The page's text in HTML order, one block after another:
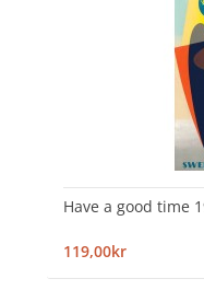
Have a good time
119,00kr